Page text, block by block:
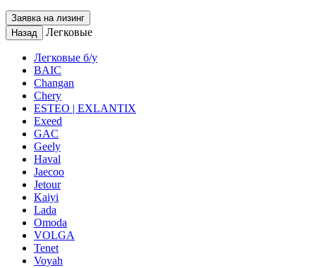
Заявка на лизинг
Назад
Легковые
Легковые б/у
BAIC
Changan
Chery
ESTEO | EXLANTIX
Exeed
GAC
Geely
Haval
Jaecoo
Jetour
Kaiyi
Lada
Omoda
VOLGA
Tenet
Voyah